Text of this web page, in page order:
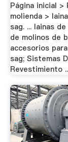
Página inicial >
molienda >
sag. ... lainas
de molinos de
accesorios
sag; Sistemas
Revestimiento